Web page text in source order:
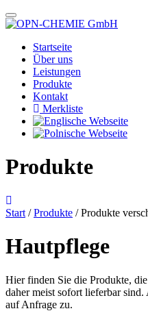
Startseite
Über uns
Leistungen
Produkte
Kontakt
Merkliste
Produkte
Start /Produkte / Produkte
Hautpflege
Hier finden Sie die Produkte,
daher meist sofort lieferbar
auf Anfrage zu.